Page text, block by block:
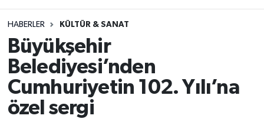
HABERLER KÜLTÜR & SANAT
Büyükşehir
Belediyesi’nden
Cumhuriyetin 102. Yılı’na
özel sergi
Bilim & Teknoloji
Bölge
EĞİTİM
Ekonomi
Antalya Namaz Vakitleri
Antalya Trafik Yoğunluk Haritası
Süper Lig Puan Durumu ve Fikstür
Tüm Manşetler